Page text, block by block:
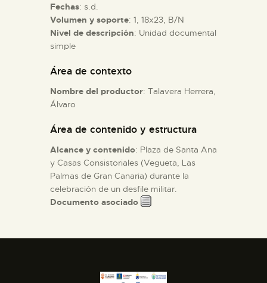
DIDÁCTICA
ESPAÑOL
Fechas: s.d.
Volumen y soporte: 1, 18x23, B/N
Nivel de descripción: Unidad documental
simple
Área de contexto
Nombre del productor: Talavera Herrera,
Álvaro
Área de contenido y estructura
Alcance y contenido: Plaza de Santa Ana
y Casas Consistoriales (Vegueta, Las
Palmas de Gran Canaria) durante la
celebración de un desfile militar.
Documento asociado